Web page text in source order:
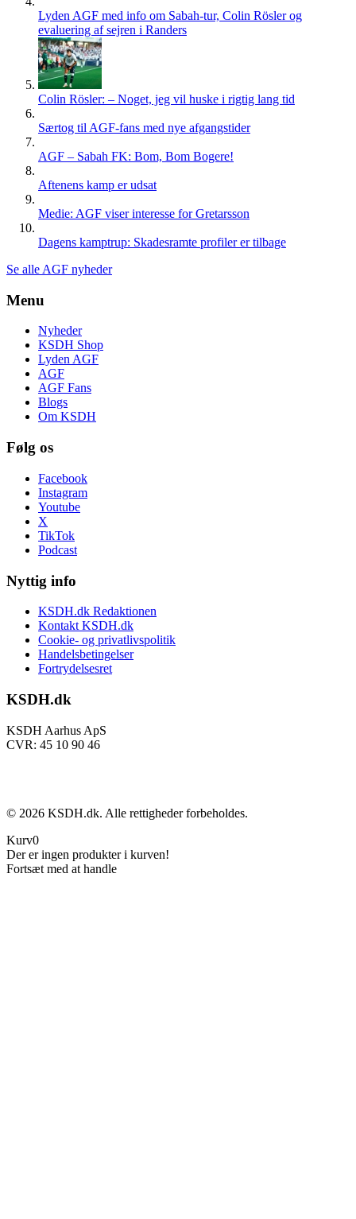
Lyden AGF med info om Sabah-tur, Colin Rösler og
evaluering af sejren i Randers
Colin Rösler: – Noget, jeg vil huske i rigtig lang tid
Særtog til AGF-fans med nye afgangstider
AGF – Sabah FK: Bom, Bom Bogere!
Aftenens kamp er udsat
Medie: AGF viser interesse for Gretarsson
Dagens kamptrup: Skadesramte profiler er tilbage
Se alle AGF nyheder
Menu
Nyheder
KSDH Shop
Lyden AGF
AGF
AGF Fans
Blogs
Om KSDH
Følg os
Facebook
Instagram
Youtube
X
TikTok
Podcast
Nyttig info
KSDH.dk Redaktionen
Kontakt KSDH.dk
Cookie- og privatlivspolitik
Handelsbetingelser
Fortrydelsesret
KSDH.dk
KSDH Aarhus ApS
CVR: 45 10 90 46
© 2026 KSDH.dk. Alle rettigheder forbeholdes.
Kurv0
Der er ingen produkter i kurven!
Fortsæt med at handle